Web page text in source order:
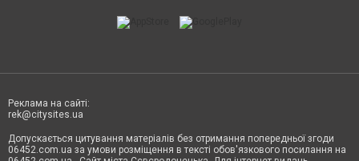
Реклама на сайті:
rek@citysites.ua
Допускається цитування матеріалів без отримання попередньої згоди
06452.com.ua за умови розміщення в тексті обов'язкового посилання на